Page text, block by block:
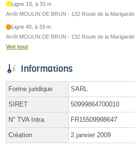
Ligne 1S, à 33 m
Arrêt MOULIN DE BRUN - 132 Route de la Marigarde
Ligne 40, à 33 m
Arrêt MOULIN DE BRUN - 132 Route de la Marigarde
Voir tout
Informations
Forme juridique SARL
SIRET 50999864700010
N° TVA Intra. FR15509998647
Création 2 janvier 2009